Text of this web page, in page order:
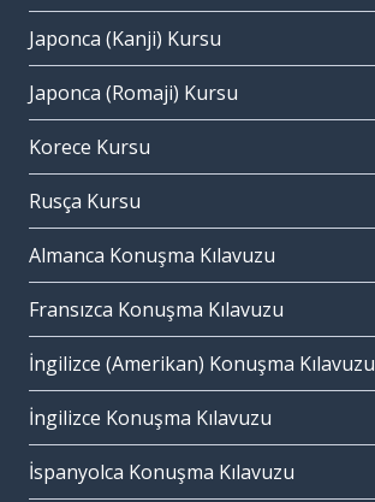
Japonca (Kanji) Kursu
Japonca (Romaji) Kursu
Korece Kursu
Rusça Kursu
Almanca Konuşma Kılavuzu
Fransızca Konuşma Kılavuzu
İngilizce (Amerikan) Konuşma Kılavuzu
İngilizce Konuşma Kılavuzu
İspanyolca Konuşma Kılavuzu